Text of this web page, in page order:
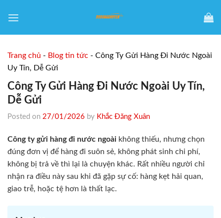
Trang chủ - Blog tin tức - Công Ty Gửi Hàng Đi Nước Ngoài
Uy Tín, Dễ Gửi
Công Ty Gửi Hàng Đi Nước Ngoài Uy Tín,
Dễ Gửi
Posted on 27/01/2026 by Khắc Đăng Xuân
Công ty gửi hàng đi nước ngoài không thiếu, nhưng chọn
đúng đơn vị để hàng đi suôn sẻ, không phát sinh chi phí,
không bị trả về thì lại là chuyện khác. Rất nhiều người chỉ
nhận ra điều này sau khi đã gặp sự cố: hàng kẹt hải quan,
giao trễ, hoặc tệ hơn là thất lạc.